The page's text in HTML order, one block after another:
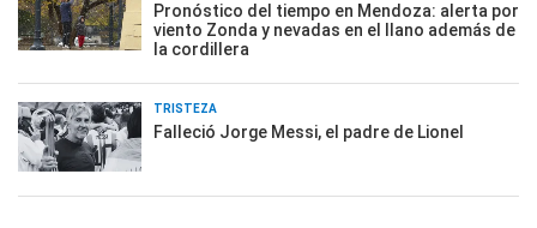
Pronóstico del tiempo en Mendoza: alerta por
viento Zonda y nevadas en el llano además de
la cordillera
TRISTEZA
Falleció Jorge Messi, el padre de Lionel